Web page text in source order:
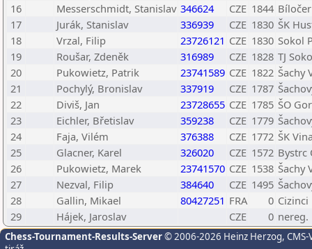
16
Messerschmidt, Stanislav 346624 CZE 1844
17
Jurák, Stanislav 336939 CZE 1830 ŠK
18
Vrzal, Filip 23726121 CZE 1830 Sokol
19
Roušar, Zdeněk 316989 CZE 1828 TJ
20
Pukowietz, Patrik 23741589 CZE 1822 Šachy
21
Pochylý, Bronislav 337919 CZE 1787
22
Diviš, Jan 23728655 CZE 1785 ŠO
23
Eichler, Břetislav 359238 CZE 1779
24
Faja, Vilém 376388 CZE 1772 ŠK
25
Glacner, Karel 326020 CZE 1572 Bystrc
26
Pukowietz, Marek 23741570 CZE 1538 Šachy
27
Nezval, Filip 384640 CZE 1495
28
Gallin, Mikael 80427251 FRA 0 Cizinci
29
Hájek, Jaroslav CZE 0 nereg.
Chess-Tournament-Results-Server© 2006-2026 Heinz Herzog,